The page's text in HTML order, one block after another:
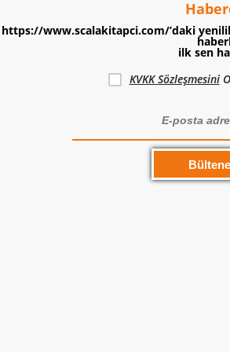
https://www.scalakitapci.com/’daki
ilk sen
KVKK Sözleşmesini